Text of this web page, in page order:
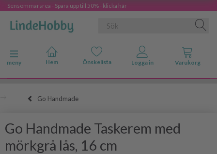
Sensommarsrea - Spara upp till 50% - klicka här
Ändra navigering
meny
Go Handmade
Go Handmade Taskerem med
mörkgrå lås, 16 cm